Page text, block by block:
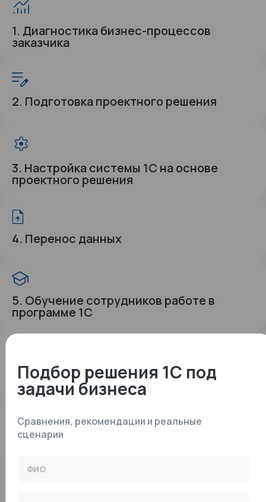
1. Диагностика бизнес-процессов
заказчика
2. Подготовка проектного решения
3. Настройка системы 1С на основе
проектного решения
4. Перенос данных
5. Обучение сотрудников работе в
программе 1С
6. Запуск в опытно-промышленную
эксплуатацию
7. Сдача работ заказчику
Подбор решения 1С под
задачи бизнеса
Сравнения, рекомендации и реальные
сценарии
ФИО